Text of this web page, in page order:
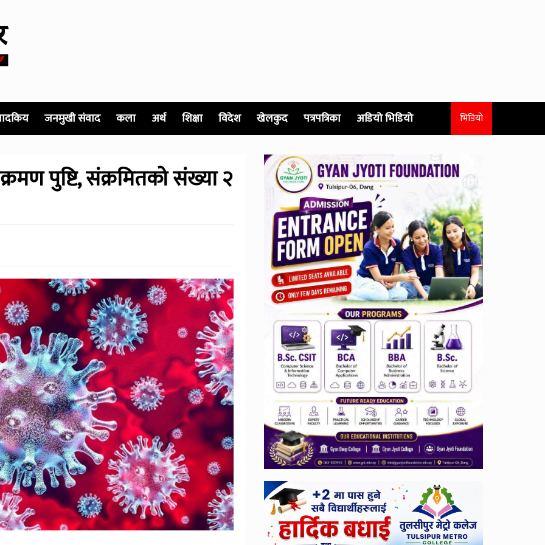
जनमुखी संवाद कला अर्थ शिक्षा विदेश खेलकुद पत्रपत्रिका अडियो भिडियो भिडियो
पुष्टि, संक्रमितको संख्या २